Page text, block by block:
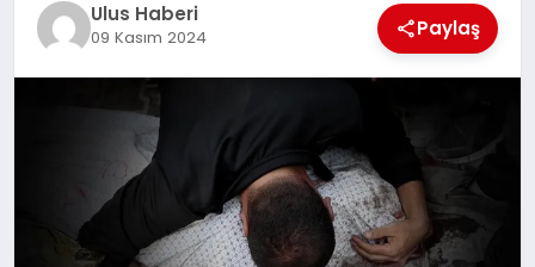
Ulus Haberi
09 Kasım 2024 Paylaş